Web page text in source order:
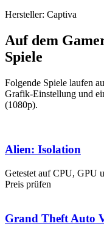
Hersteller: Captiva
Auf dem
Spiele
Folgende Spiele laufen
Grafik-Einstellung und
(1080p).
Alien: Isolation
Getestet auf CPU, GPU
Preis prüfen
Grand Theft Auto